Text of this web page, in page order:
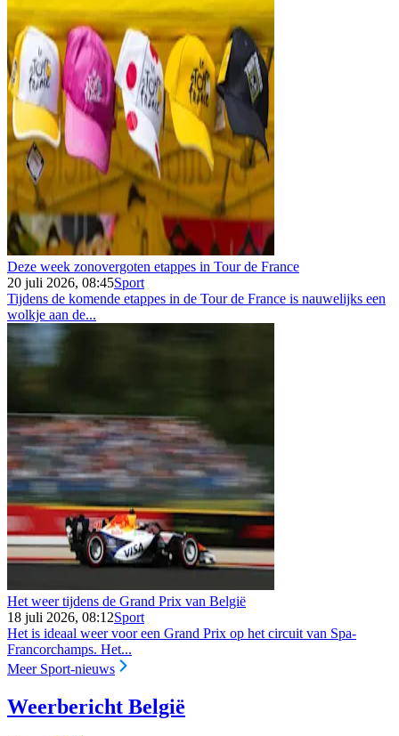
Deze week zonovergoten etappes in Tour de France
20 juli 2026, 08:45Sport
Tijdens de komende etappes in de Tour de France is nauwelijks een
wolkje aan de...
Het weer tijdens de Grand Prix van België
18 juli 2026, 08:12Sport
Het is ideaal weer voor een Grand Prix op het circuit van Spa-
Francorchamps. Het...
Meer Sport-nieuws
Weerbericht België